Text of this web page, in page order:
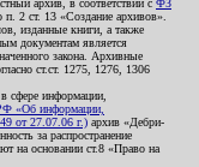
архив, в соответствии с ФЗ
п. 2 ст. 13 «Создание архивов».
изданные книги, а также
документам является
закона. Архивные
ст.ст. 1275, 1276, 1306
сфере информации,
«Об информации,
от 27.07.06 г.) архив «Дебри-
за распространение
на основании ст.8 «Право на